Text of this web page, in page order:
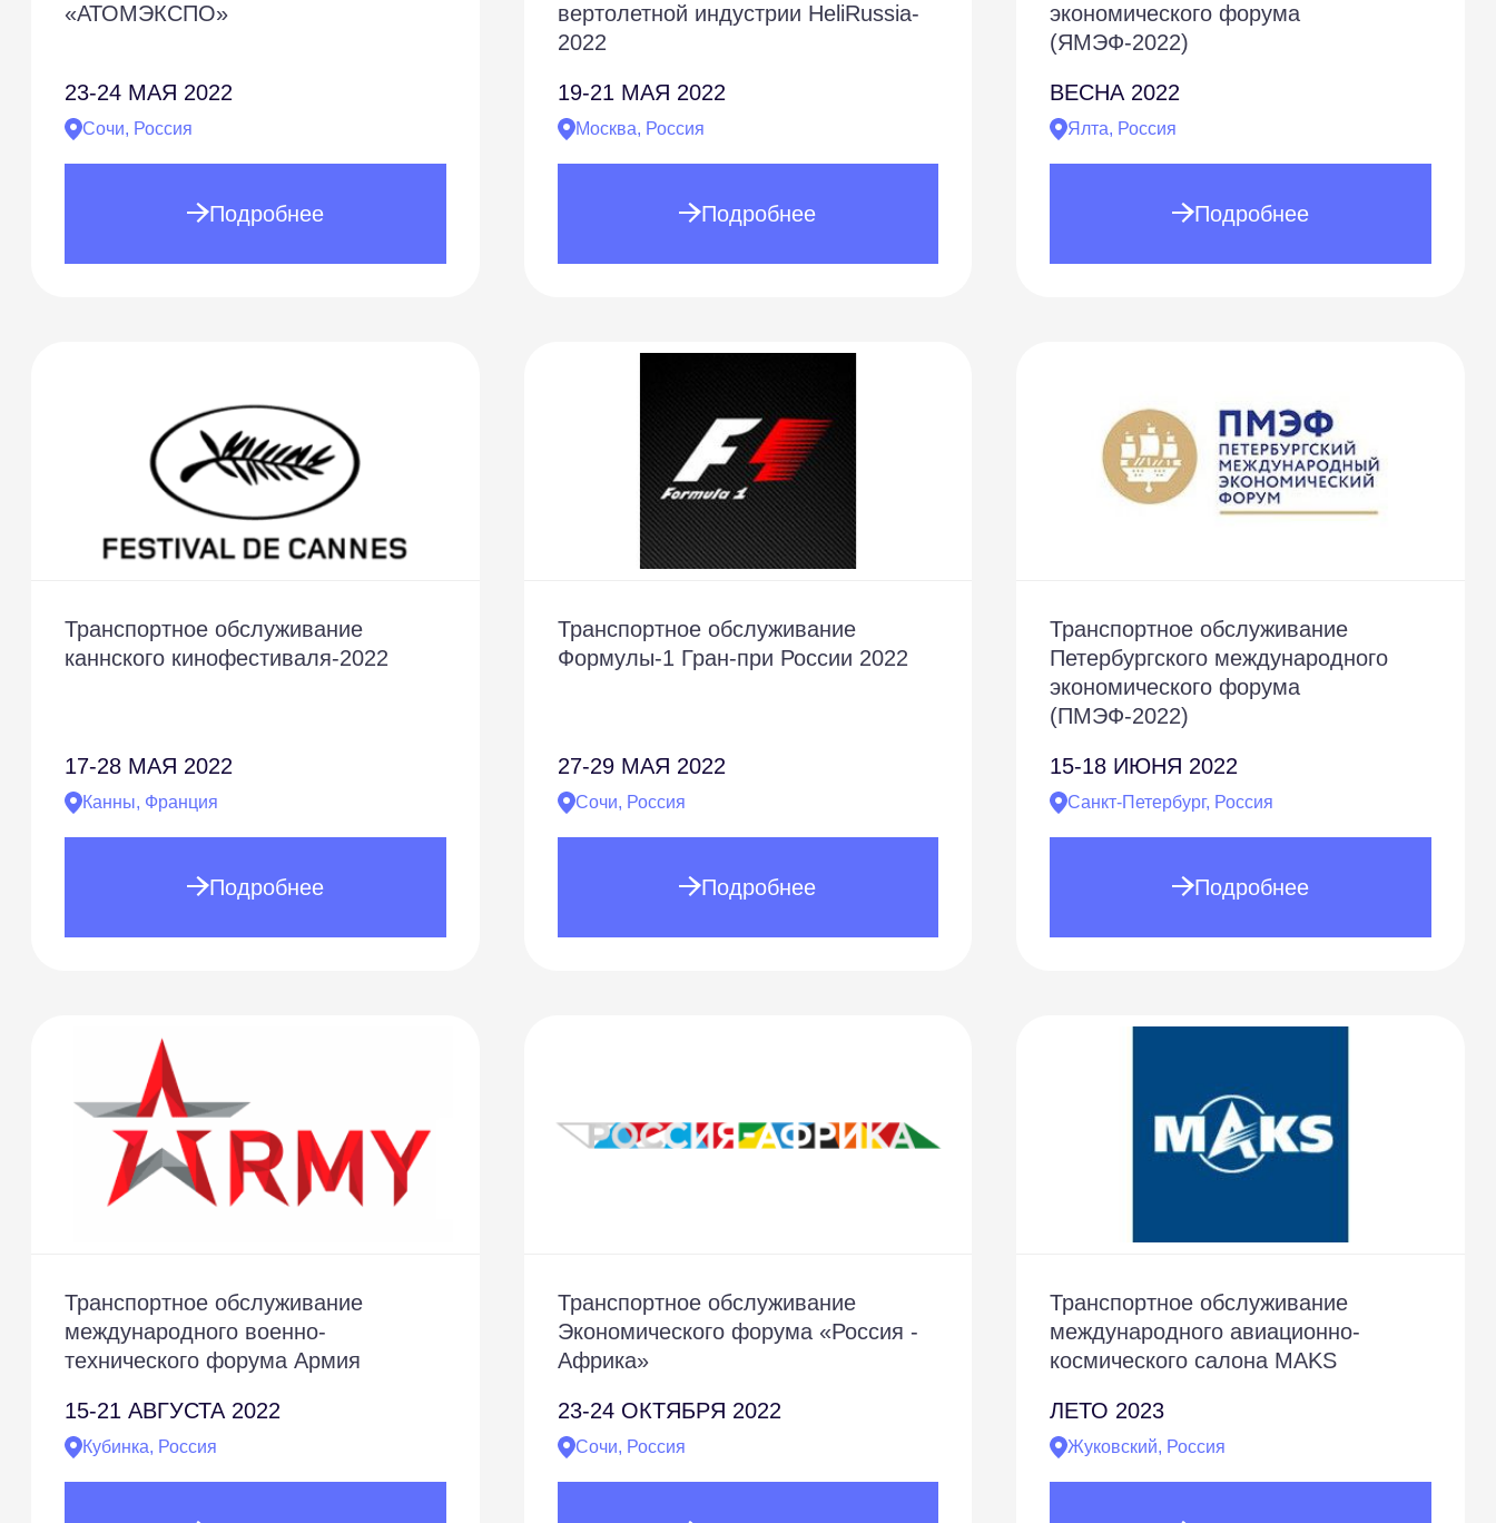
«АТОМЭКСПО»
23-24 МАЯ 2022
Сочи, Россия
Подробнее
вертолетной индустрии HeliRussia-
2022
19-21 МАЯ 2022
Москва, Россия
Подробнее
экономического форума
(ЯМЭФ-2022)
ВЕСНА 2022
Ялта, Россия
Подробнее
Транспортное обслуживание
каннского кинофестиваля-2022
17-28 МАЯ 2022
Канны, Франция
Подробнее
Транспортное обслуживание
Формулы-1 Гран-при России 2022
27-29МАЯ 2022
Сочи, Россия
Подробнее
Транспортное обслуживание
Петербургского международного
экономического форума
(ПМЭФ-2022)
15-18 ИЮНЯ 2022
Санкт-Петербург, Россия
Подробнее
Транспортное обслуживание
международного военно-
технического форума Армия
15-21 АВГУСТА 2022
Кубинка, Россия
Транспортное обслуживание
Экономического форума «Россия -
Африка»
23-24ОКТЯБРЯ 2022
Сочи, Россия
Транспортное обслуживание
международного авиационно-
космического салона MAKS
ЛЕТО 2023
Жуковский, Россия